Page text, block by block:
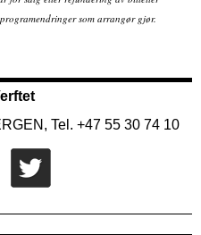
som arrangør gjør.
Tel. +47 55 30 74 10